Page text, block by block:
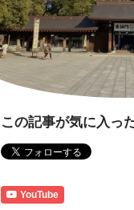
この記事が気に入っ
YouTube